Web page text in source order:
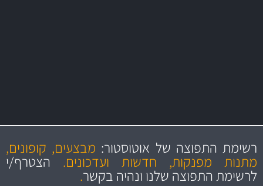
מקצועיות
ושירות מצויין
מחירים
הוגנים
והיצע מוצרים איכותירשימת התפוצה של אוטוסטור: מבצעים, קופונים,
מתנות מפנקות, חדשות ועדכונים. הצטרף/י
לרשימת התפוצה שלנו ונהיה בקשר.